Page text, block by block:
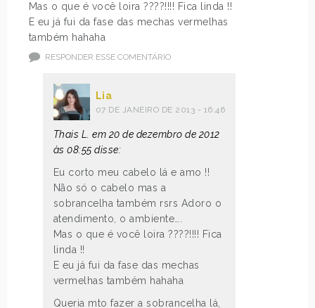
Mas o que é você loira ????!!!! Fica linda !!
E eu já fui da fase das mechas vermelhas
também hahaha
RESPONDER ESSE COMENTÁRIO
Lia
07 DE JANEIRO DE 2013 - 16:46
Thais L. em 20 de dezembro de 2012
às 08:55 disse:
Eu corto meu cabelo lá e amo !!
Não só o cabelo mas a
sobrancelha também rsrs Adoro o
atendimento, o ambiente….
Mas o que é você loira ????!!!! Fica
linda !!
E eu já fui da fase das mechas
vermelhas também hahaha
Queria mto fazer a sobrancelha lá,